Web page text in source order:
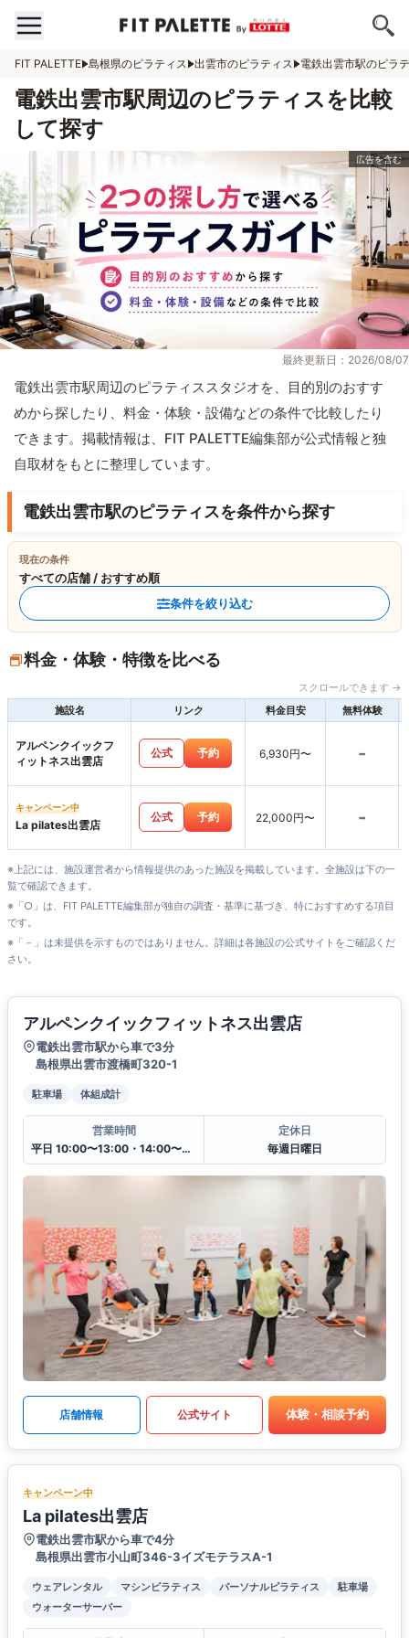
FIT PALETTE 島根県のピラティス 出雲市のピラティス 電鉄出雲市駅のピラ
電鉄出雲市駅周辺のピラティスを比較
して探す
最終更新日：2026/08/07
電鉄出雲市駅周辺のピラティススタジオを、目的別のおすす
めから探したり、料金・体験・設備などの条件で比較したり
できます。掲載情報は、FIT PALETTE編集部が公式情報と独
自取材をもとに整理しています。
電鉄出雲市駅のピラティスを条件から探す
現在の条件
すべての店舗 / おすすめ順
条件を絞り込む
料金・体験・特徴を比べる
スクロールできます →
施設名
リンク 料金目安 無料体験
アルペンクイックフ
ィットネス出雲店
公式 予約 6,930円〜 -
キャンペーン中
La pilates出雲店
公式 予約 22,000円〜 -
※上記には、施設運営者から情報提供のあった施設を掲載しています。全施設は下の一
覧で確認できます。
※「○」は、FIT PALETTE編集部が独自の調査・基準に基づき、特におすすめする項目
です。
※「－」は未提供を示すものではありません。詳細は各施設の公式サイトをご確認くだ
さい。
アルペンクイックフィットネス出雲店
電鉄出雲市駅から車で3分
島根県出雲市渡橋町320-1
駐車場 体組成計
営業時間
平日 10:00〜13:00・14:00〜20:00
定休日
毎週日曜日
店舗情報 公式サイト 体験・相談予約
キャンペーン中
La pilates出雲店
電鉄出雲市駅から車で4分
島根県出雲市小山町346-3イズモテラスA-1
ウェアレンタル マシンピラティス パーソナルピラティス
駐車場
ウォーターサーバー